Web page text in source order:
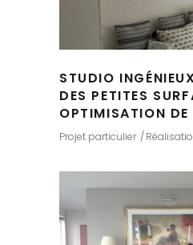
STUDIO
DES PETITES
OPTIMISATION DE
Projet particulier